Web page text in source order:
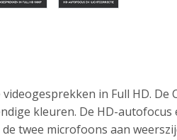
in Full HD.
kleuren. De HD-
twee microfoons aan